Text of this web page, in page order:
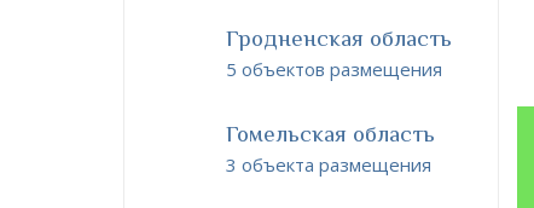
Гродненская область
5 объектов размещения
Гомельская область
3 объекта размещения